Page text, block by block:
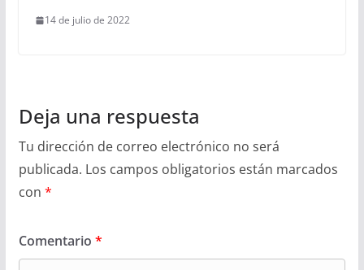
14 de julio de 2022
Deja una respuesta
Tu dirección de correo electrónico no será
publicada. Los campos obligatorios están marcados
con *
Comentario *